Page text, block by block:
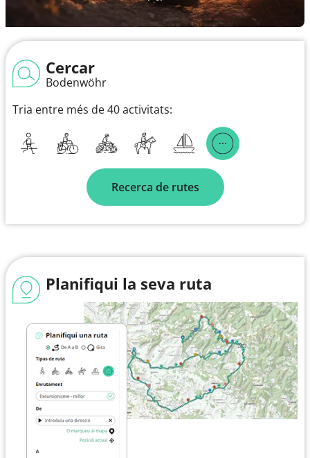
Cercar
Bodenwöhr
Tria entre més de 40 activitats:
Recerca de rutes
Planifiqui la seva ruta